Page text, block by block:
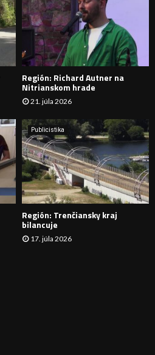
D
A
N
I
E
Región: Richard Autner na
Nitrianskom hrade
21. júla 2026
Publicistika
Región: Trenčiansky kraj
bilancuje
17. júla 2026